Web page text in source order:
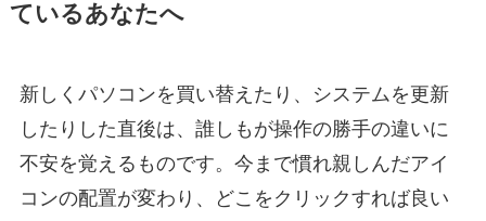
ているあなたへ
新しくパソコンを買い替えたり、システムを更新
したりした直後は、誰しもが操作の勝手の違いに
不安を覚えるものです。今まで慣れ親しんだアイ
コンの配置が変わり、どこをクリックすれば良い